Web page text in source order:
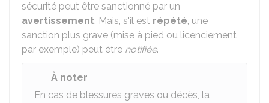
sécurité peut être sanctionné par un
avertissement. Mais, s'il est répété, une
sanction plus grave (mise à pied ou licenciement
par exemple) peut être notifiée.
À noter
En cas de blessures graves ou décès, la